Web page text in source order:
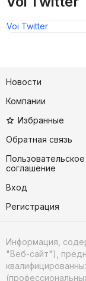
Voi Twitter
Новости
Компании
Избранные
Обратная связь
Пользовательское
соглашение
Вход
Регистрация
Информация,
"Веб-сайт"),